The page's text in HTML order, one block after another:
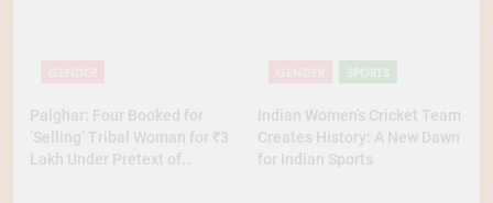
Palghar: Four Booked for
‘Selling’ Tribal Woman for ₹3
Lakh Under Pretext of
SPORTS
Indian Women’s Cricket Team
Creates History: A New Dawn
for Indian Sports